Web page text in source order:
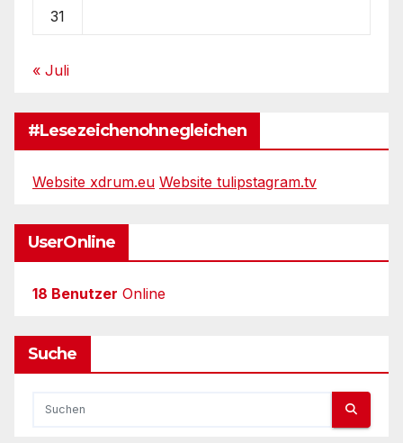
31
« Juli
#Lesezeichenohnegleichen
Website xdrum.eu Website tulipstagram.tv
UserOnline
18 Benutzer Online
Suche